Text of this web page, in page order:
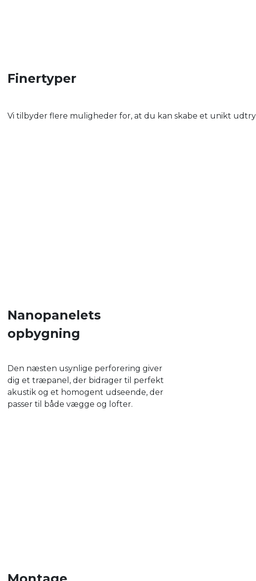
Finertyper
Vi tilbyder flere muligheder for, at du kan skabe et unikt
Nanopanelets
opbygning
Den næsten usynlige perforering giver
dig et træpanel, der bidrager til perfekt
akustik og et homogent udseende, der
passer til både vægge og lofter.